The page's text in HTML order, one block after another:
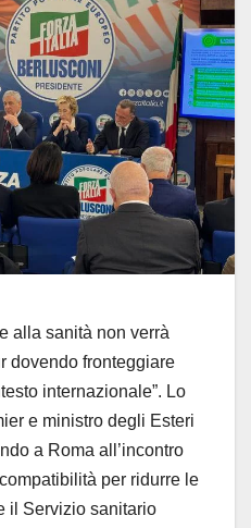
alla sanità non verrà
dovendo fronteggiare
internazionale”. Lo
e ministro degli Esteri
a Roma all’incontro
per ridurre le
il Servizio sanitario